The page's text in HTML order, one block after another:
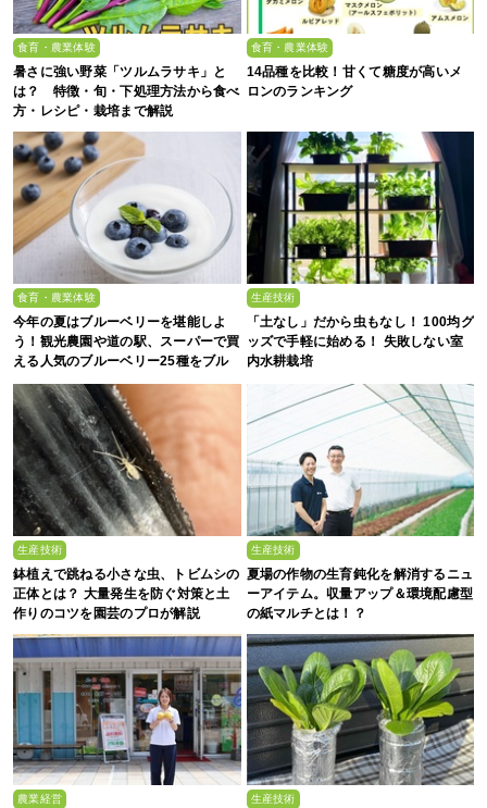
食育・農業体験
暑さに強い野菜「ツルムラサキ」と
は？ 特徴・旬・下処理方法から食べ
方・レシピ・栽培まで解説
食育・農業体験
14品種を比較！甘くて糖度が高いメ
ロンのランキング
食育・農業体験
今年の夏はブルーベリーを堪能しよ
う！観光農園や道の駅、スーパーで買
える人気のブルーベリー25種をブル
ーベリー農家の息子が解説
生産技術
「土なし」だから虫もなし！ 100均グ
ッズで手軽に始める！ 失敗しない室
内水耕栽培
生産技術
鉢植えで跳ねる小さな虫、トビムシの
正体とは？ 大量発生を防ぐ対策と土
作りのコツを園芸のプロが解説
生産技術
夏場の作物の生育鈍化を解消するニュ
ーアイテム。収量アップ＆環境配慮型
の紙マルチとは！？
農業経営 生産技術